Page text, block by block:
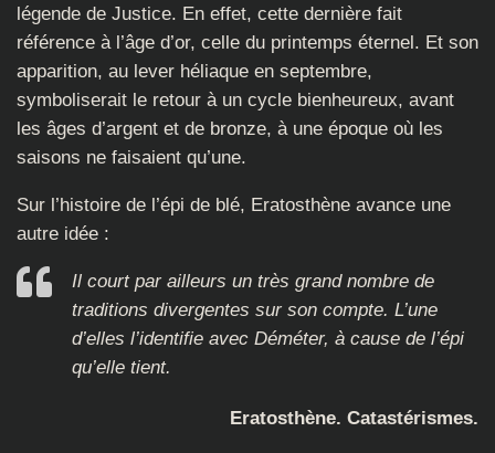
légende de Justice. En effet, cette dernière fait
référence à l’âge d’or, celle du printemps éternel. Et son
apparition, au lever héliaque en septembre,
symboliserait le retour à un cycle bienheureux, avant
les âges d’argent et de bronze, à une époque où les
saisons ne faisaient qu’une.
Sur l’histoire de l’épi de blé, Eratosthène avance une
autre idée :
Il court par ailleurs un très grand nombre de
traditions divergentes sur son compte. L’une
d’elles l’identifie avec Déméter, à cause de l’épi
qu’elle tient.
Eratosthène. Catastérismes.